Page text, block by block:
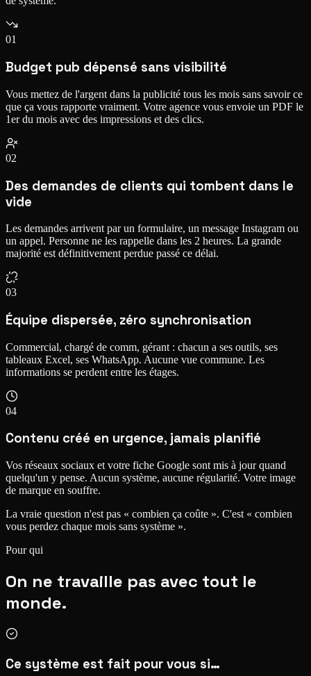
01
Budget pub dépensé sans visibilité
Vous mettez de l'argent dans la publicité tous les mois sans savoir ce
que ça vous rapporte vraiment. Votre agence vous envoie un PDF le
1er du mois avec des impressions et des clics.
02
Des demandes de clients qui tombent dans le
vide
Les demandes arrivent par un formulaire, un message Instagram ou
un appel. Personne ne les rappelle dans les 2 heures. La grande
majorité est définitivement perdue passé ce délai.
03
Équipe dispersée, zéro synchronisation
Commercial, chargé de comm, gérant : chacun a ses outils, ses
tableaux Excel, ses WhatsApp. Aucune vue commune. Les
informations se perdent entre les étages.
04
Contenu créé en urgence, jamais planifié
Vos réseaux sociaux et votre fiche Google sont mis à jour quand
quelqu'un y pense. Aucun système, aucune régularité. Votre image
de marque en souffre.
La vraie question n'est pas « combien ça coûte ». C'est « combien
vous perdez chaque mois sans système ».
Pour qui
On ne travaille pas avec tout le
monde.
Ce système est fait pour vous si…